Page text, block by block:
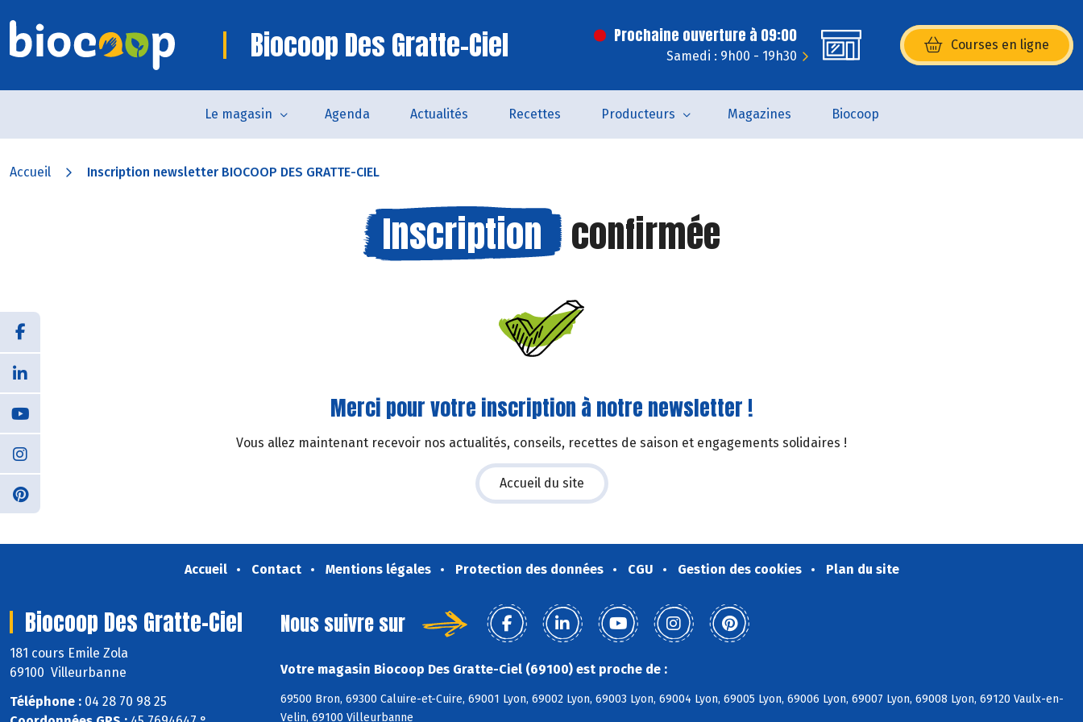
Biocoop Des Gratte-Ciel Prochaine ouverture à 09:00
Samedi : 9h00 - 19h30
Courses en ligne
(s’ouvre dans une nouvelle
Le magasin Agenda Actualités Recettes Producteurs Magazines Biocoop
Accueil Inscription newsletter BIOCOOP DES GRATTE-CIEL
Inscription confirmée
Merci pour votre inscription à notre newsletter !
Vous allez maintenant recevoir nos actualités, conseils, recettes de saison et engagements solidaires !
Accueil du site
Accueil Contact Mentions légales Protection des données CGU Gestion des cookies Plan du site
Biocoop Des Gratte-Ciel
181 cours Emile Zola
69100 Villeurbanne
Téléphone : 04 28 70 98 25
Nous suivre sur
Votre magasin Biocoop Des Gratte-Ciel (69100) est proche de :
69500 Bron, 69300 Caluire-et-Cuire, 69001 Lyon, 69002 Lyon, 69003 Lyon, 69004 Lyon, 69005 Lyon, 69006 Lyon, 69007 Lyon, 69008 Lyon, 69120 Vaulx-en-
Velin, 69100 Villeurbanne